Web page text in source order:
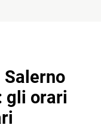
gli orari